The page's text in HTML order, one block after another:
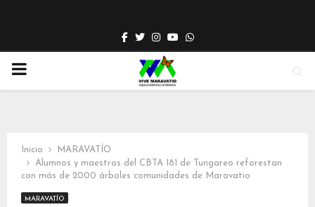
Facebook
TwitterInstagram
YoutubeWhatsapp
PRIMARY
Inicio
MARAVATÍO
Alumnos y maestros del CBTA 181 de Tungareo reforestan
con más de 2000 árboles comunidades de Maravatio
MARAVATÍO